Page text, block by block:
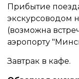
Прибытие
экскурсоводом
(возможна
аэропорту
Завтрак в кафе.